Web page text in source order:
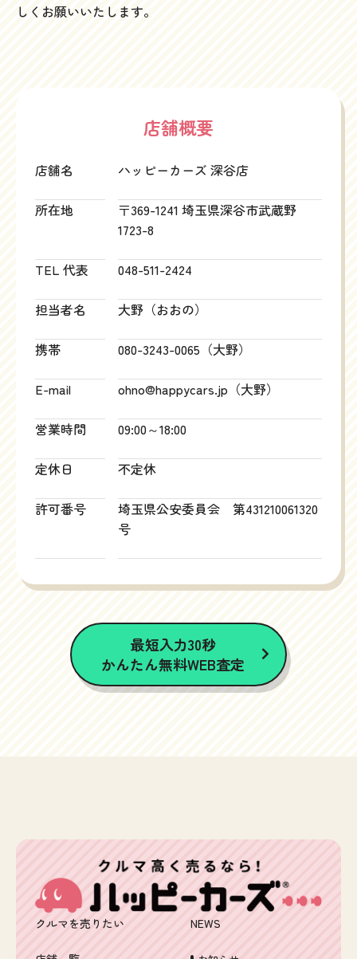
しくお願いいたします。
店舗概要
店舗名 ハッピーカーズ 深谷店
所在地
〒369-1241 埼玉県深谷市武蔵野
1723-8
TEL 代表 048-511-2424
担当者名 大野（おおの）
携帯 080-3243-0065（大野）
E-mail ohno@happycars.jp（大野）
営業時間 09:00～18:00
定休日 不定休
許可番号
埼玉県公安委員会 第431210061320
号
最短入力30秒
かんたん無料WEB査定
クルマを売りたい NEWS